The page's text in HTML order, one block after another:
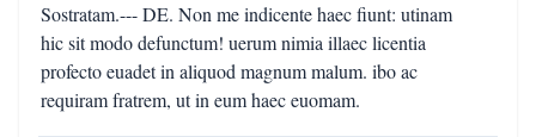
Sostratam.--- DE. Non me indicente haec fiunt: utinam
hic sit modo defunctum! uerum nimia illaec licentia
profecto euadet in aliquod magnum malum. ibo ac
requiram fratrem, ut in eum haec euomam.